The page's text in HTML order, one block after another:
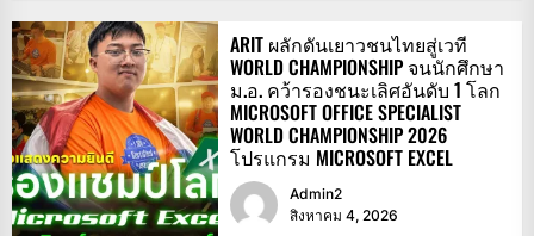
ARIT ผลักดันเยาวชนไทยสู่เวที
WORLD CHAMPIONSHIP จนนักศึกษา
ม.อ. คว้ารองชนะเลิศอันดับ 1 โลก
MICROSOFT OFFICE SPECIALIST
WORLD CHAMPIONSHIP 2026
โปรแกรม MICROSOFT EXCEL
Admin2
สิงหาคม 4, 2026